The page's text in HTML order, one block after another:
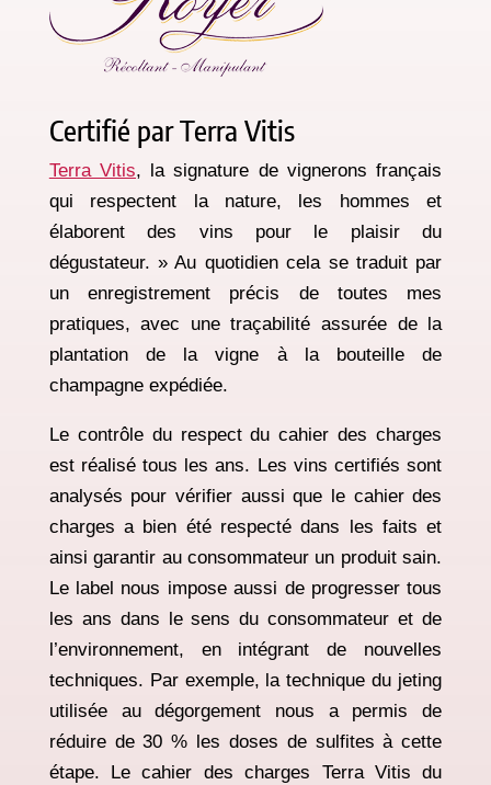
Certifié par Terra Vitis
Terra Vitis, la signature de vignerons français
qui respectent la nature, les hommes et
élaborent des vins pour le plaisir du
dégustateur. » Au quotidien cela se traduit par
un enregistrement précis de toutes mes
pratiques, avec une traçabilité assurée de la
plantation de la vigne à la bouteille de
champagne expédiée.
Le contrôle du respect du cahier des charges
est réalisé tous les ans. Les vins certifiés sont
analysés pour vérifier aussi que le cahier des
charges a bien été respecté dans les faits et
ainsi garantir au consommateur un produit sain.
Le label nous impose aussi de progresser tous
les ans dans le sens duconsommateur et de
l’environnement, en intégrant de nouvelles
techniques. Par exemple, la technique du jeting
utilisée au dégorgement nous a permis de
réduire de 30 % les doses de sulfites à cette
étape. Le cahier des charges Terra Vitis du